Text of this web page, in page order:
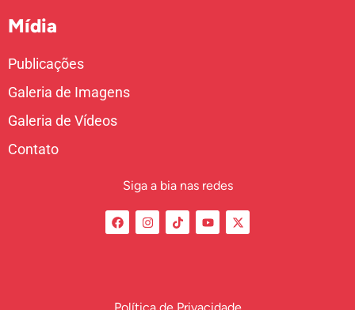
Mídia
Publicações
Galeria de Imagens
Galeria de Vídeos
Contato
Siga a bia nas redes